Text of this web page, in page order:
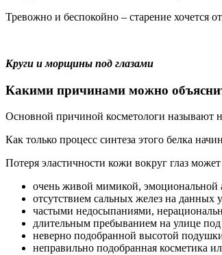
Тревожно и беспокойно – старение хочется
Круги и морщины под глазами
Какими причинами можно
Основной причиной косметологи называют
Как только процесс синтеза этого белка
Потеря эластичности кожи вокруг глаз
очень живой мимикой, эмоциональной
отсутствием сальных желез на данных
частыми недосыпаниями,
длительным пребыванием на улице
неверно подобранной высотой
неправильно подобранная косметика